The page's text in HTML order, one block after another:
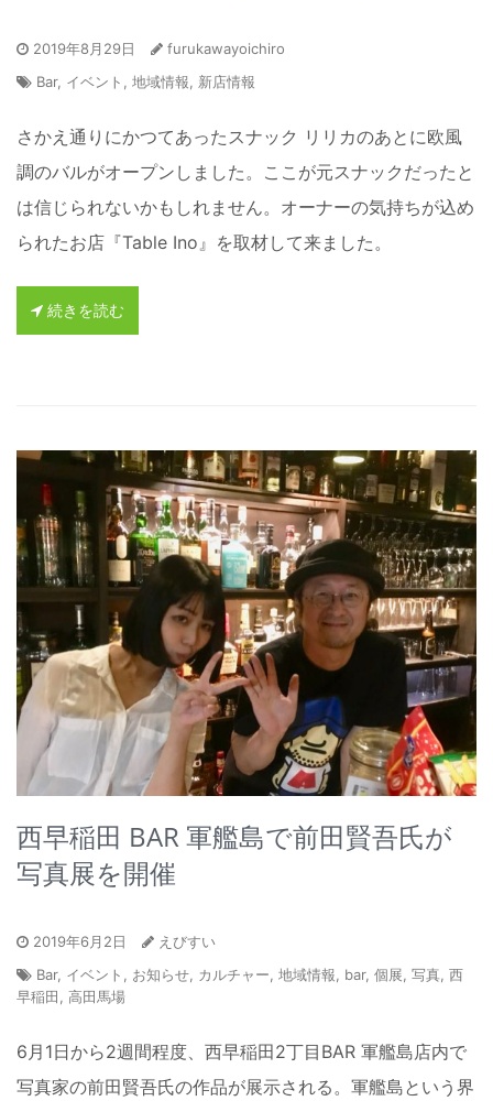
2019年8月29日
furukawayoichiro
Bar, イベント 地域情報 新店情報
さかえ通りにかつてあったスナック リリカのあとに欧風
調のバルがオープンしました。ここが元スナックだったと
は信じられないかもしれません。オーナーの気持ちが込め
られたお店『Table Ino』を取材して来ました。
続きを読む
西早稲田 BAR 軍艦島で前田賢吾氏が
写真展を開催
2019年6月2日
えびすい
Bar, イベント お知らせ カルチャー 地域情報 bar, 個展 写真 西
早稲田
高田馬場
6月1日から2週間程度、西早稲田2丁目BAR 軍艦島店内で
写真家の前田賢吾氏の作品が展示される。軍艦島という界